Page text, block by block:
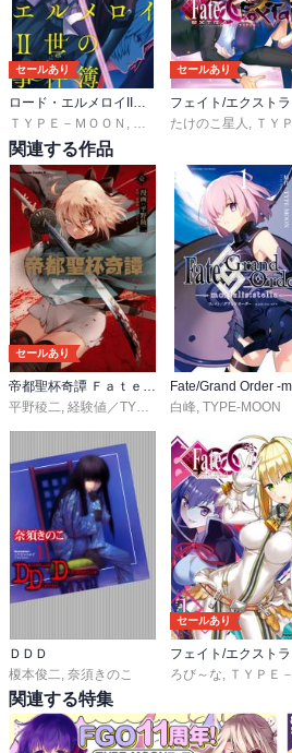
セールあり
ＴＹＰＥ－ＭＯＯＮ
三田誠,坂本みねぢ
セールあり
たけのこ星人
ＴＹＰＥ－ＭＯＯＮ
関連する作品
セールあり
帝都聖杯奇譚 Ｆａｔｅ／ｔｙｐｅ Ｒｅｄｌｉｎｅ
平野稜二, 経験値／TYPE-MOON
白峰, TYPE-MOON
ＤＤＤ
榎本俊二 奈須きのこ
セールあり
ろび～な
ＴＹＰＥ－ＭＯＯＮ／マーベラス
関連する特集